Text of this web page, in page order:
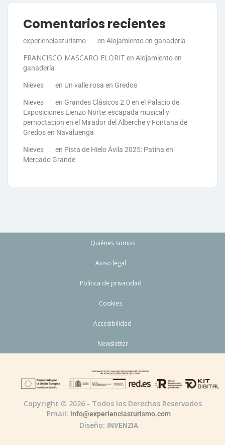
Comentarios recientes
experienciasturismo en Alojamiento en ganadería
FRANCISCO MASCARO FLORIT en Alojamiento en
ganadería
Nieves en Un valle rosa en Gredos
Nieves en Grandes Clásicos 2.0 en el Palacio de
Exposiciones Lienzo Norte: escapada musical y
pernoctacion en el Mirador del Alberche y Fontana de
Gredos en Navaluenga
Nieves en Pista de Hielo Ávila 2025: Patina en
Mercado Grande
Quiénes somos
Aviso legal
Política de privacidad
Cookies
Accesibilidad
Newsletter
Copyright © 2026 - Todos los Derechos Reservados
Email: info@experienciasturismo.com
Diseño: INVENZIA